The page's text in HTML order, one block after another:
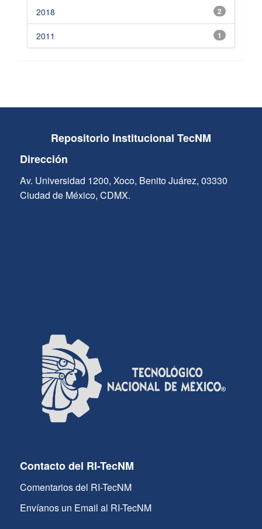
2
2018
1
2011
Repositorio Institucional TecNM
Dirección
Av. Universidad 1200, Xoco, Benito Juárez, 03330
Ciudad de México, CDMX.
Contacto del RI-TecNM
Comentarios del RI-TecNM
Envíanos un Email al RI-TecNM